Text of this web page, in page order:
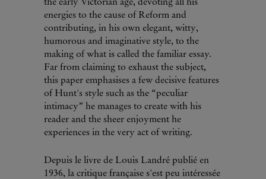
the early Victorian age, devoting all his
energies to the cause of Reform and
contributing, in his own elegant, witty,
humorous and imaginative style, to the
making of what is called the familiar essay.
Far from claiming to exhaust the subject,
this paper emphasises a few decisive features
of Hunt's style such as the “peculiar
intimacy” he manages to create with his
reader and the sheer enjoyment he
experiences in the very act of writing.
Depuis le livre de Louis Landré publié en
1936, la critique française s'est peu intéressée